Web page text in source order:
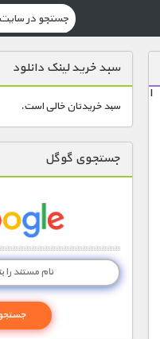
ا
سبد خرید لینک دانلود
سبد خریدتان خالی است.
جستجوی گوگل